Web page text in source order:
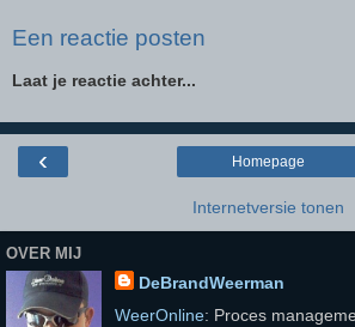
Een reactie posten
Laat je reactie achter...
‹ Homepage
Internetversie tonen
OVER MIJ
DeBrandWeerman
WeerOnline: Proces